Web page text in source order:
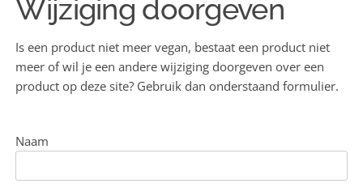
Wijziging doorgeven
Is een product niet meer vegan, bestaat een product niet
meer of wil je een andere wijziging doorgeven over een
product op deze site? Gebruik dan onderstaand formulier.
Naam